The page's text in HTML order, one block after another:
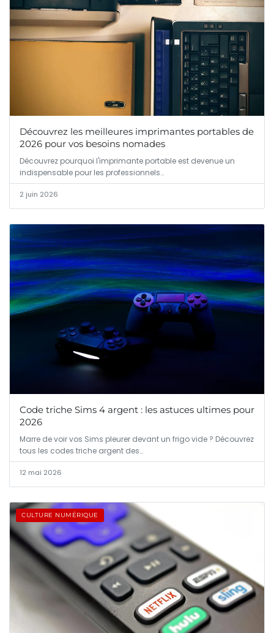
Découvrez les meilleures imprimantes portables de
2026 pour vos besoins nomades
Découvrez pourquoi l'imprimante portable est devenue un
indispensable pour les professionnels…
2 juin 2026
Code triche Sims 4 argent : les astuces ultimes pour
2026
Marre de voir vos Sims pleurer devant un frigo vide ? Découvrez
tous les codes triche argent des…
12 mai 2026
CULTURE NUMÉRIQUE